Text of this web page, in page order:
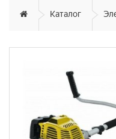
Каталог